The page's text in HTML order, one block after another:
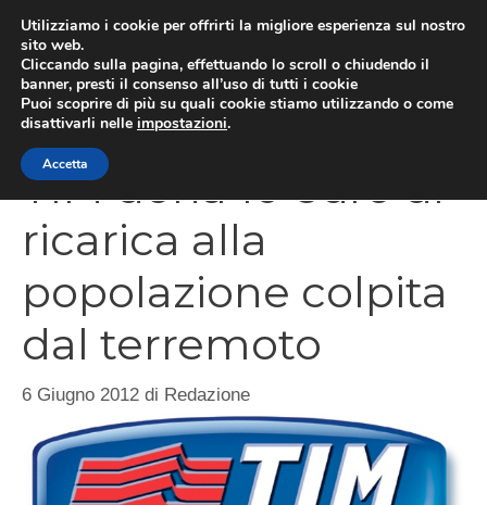
contenuto
TIM dona 10 euro di
ricarica alla
popolazione colpita
dal terremoto
6 Giugno 2012 di Redazione
Utilizziamo i cookie per offrirti la migliore esperienza sul nostro
sito web.
Cliccando sulla pagina, effettuando lo scroll o chiudendo il
banner, presti il consenso all’uso di tutti i cookie
Puoi scoprire di più su quali cookie stiamo utilizzando o come
disattivarli nelle impostazioni.
Accetta